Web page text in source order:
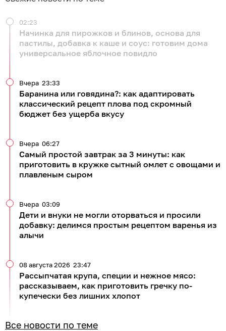
Начинка для пирожков и блинов, основа для
пастилы, добавка к каше и соус: готовим дома
универсальное яблочное повидло
02:23
Баранина или говядина?: как адаптировать
классический рецепт плова под скромный
бюджет без ущерба вкусу
Вчера 23:33
Самый простой завтрак за 3 минуты: как
приготовить в кружке сытный омлет с овощами и
плавленым сыром
Вчера 06:27
Дети и внуки не могли оторваться и просили
добавку: делимся простым рецептом варенья из
алычи
Вчера 03:09
Рассыпчатая крупа, специи и нежное мясо:
рассказываем, как приготовить гречку по-
купечески без лишних хлопот
08 августа 2026 23:47
Все новости по теме